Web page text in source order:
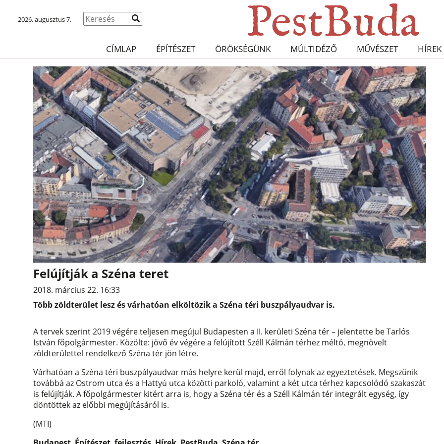
2026. augusztus 7.
CÍMLAP ÉPÍTÉSZET ÖRÖKSÉGÜNK MÚLTIDÉZŐ MŰVÉSZET HÍREK
Felújítják a Széna teret
2018. március 22. 16:33
Több zöldterület lesz és várhatóan elköltözik a Széna téri buszpályaudvar is.
A tervek szerint 2019 végére teljesen megújul Budapesten a II. kerületi Széna tér – jelentette be Tarlós
István főpolgármester. Közölte: jövő év végére a felújított Széll Kálmán térhez méltó, megnövelt
zöldterülettel rendelkező Széna tér jön létre.
Várhatóan a Széna téri buszpályaudvar más helyre kerül majd, erről folynak az egyeztetések. Megszűnik
továbbá az Ostrom utca és a Hattyú utca közötti parkoló, valamint a két utca térhez kapcsolódó szakaszát
is felújítják. A főpolgármester kitért arra is, hogy a Széna tér és a Széll Kálmán tér integrált egység, így
döntöttek az előbbi megújításáról is.
(MTI)